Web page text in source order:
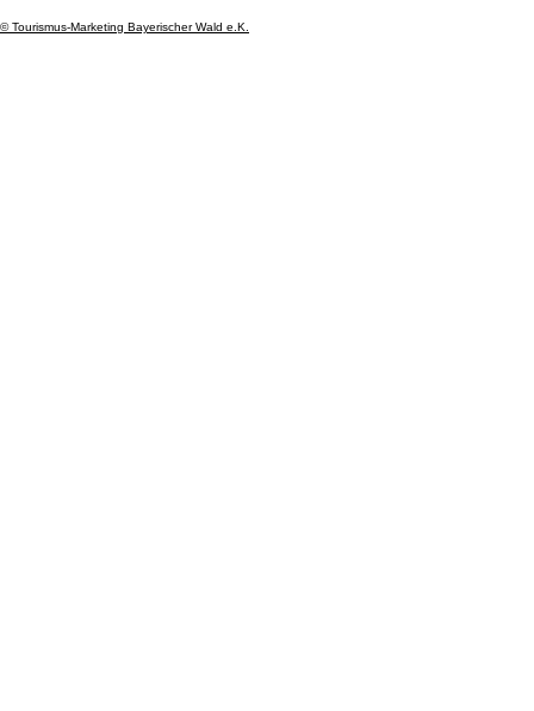
© Tourismus-Marketing Bayerischer Wald e.K.